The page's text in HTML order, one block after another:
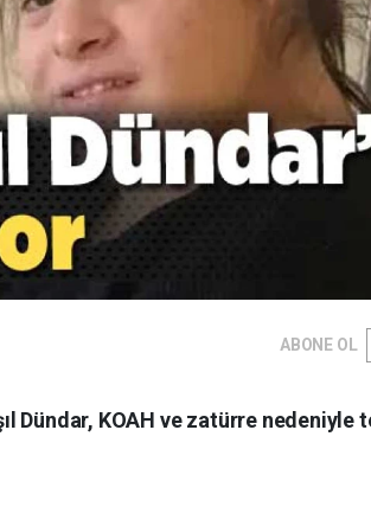
ABONE OL
Dündar, KOAH ve zatürre nedeniyle